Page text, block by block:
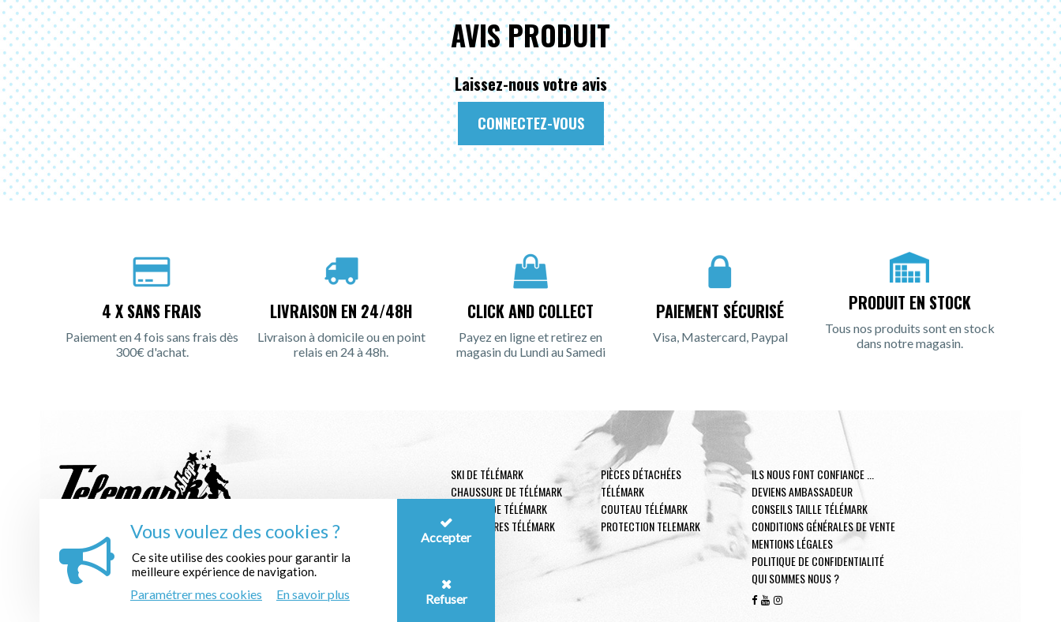
AVIS PRODUIT
Laissez-nous votre avis
CONNECTEZ-VOUS
4 X SANS FRAIS
Paiement en 4 fois sans frais dès
300€ d'achat.
LIVRAISON EN 24/48H
Livraison à domicile ou en point
relais en 24 à 48h.
CLICK AND COLLECT
Payez en ligne et retirez en
magasin du Lundi au Samedi
PAIEMENT SÉCURISÉ
Visa, Mastercard, Paypal
PRODUIT EN STOCK
Tous nos produits sont en stock
dans notre magasin.
INSCRIPTION À LA NEWSLETTER :
SKI DE TÉLÉMARK
CHAUSSURE DE TÉLÉMARK
FIXATION DE TÉLÉMARK
ACCESSOIRES TÉLÉMARK
PIÈCES DÉTACHÉES
TÉLÉMARK
COUTEAU TÉLÉMARK
PROTECTION TELEMARK
ILS NOUS FONT CONFIANCE ...
DEVIENS AMBASSADEUR
CONSEILS TAILLE TÉLÉMARK
CONDITIONS GÉNÉRALES DE VENTE
MENTIONS LÉGALES
POLITIQUE DE CONFIDENTIALITÉ
QUI SOMMES NOUS ?
Vous voulez des cookies ?
Ce site utilise des cookies pour garantir la
meilleure expérience de navigation.
Paramétrer mes cookies En savoir plus
Accepter
Refuser